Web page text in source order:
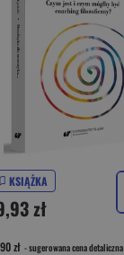
KSIĄŻKA
zł
zł - sugerowana cena detaliczna